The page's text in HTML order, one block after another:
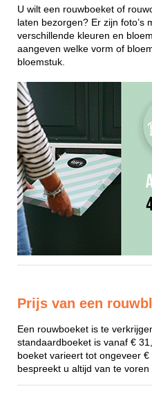
U wilt een rouwboeket of
laten bezorgen? Er zijn foto’s
verschillende kleuren en
aangeven welke vorm of
bloemstuk.
Prijs van een
Een rouwboeket is te
standaardboeket is vanaf €
boeket varieert tot ongeveer
bespreekt u altijd van te voren